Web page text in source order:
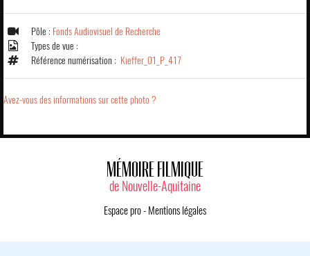
Pôle : Fonds Audiovisuel de Recherche
Types de vue :
Référence numérisation : Kieffer_01_P_417
Avez-vous des informations sur cette photo ?
MÉMOIRE FILMIQUE
de Nouvelle-Aquitaine
Espace pro- Mentions légales